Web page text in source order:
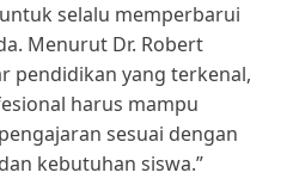
selalu memperbarui
Menurut Dr. Robert
pendidikan yang terkenal,
harus mampu
sesuai dengan
kebutuhan siswa.”